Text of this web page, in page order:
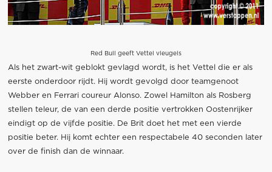
Red Bull geeft Vettel vleugels
Als het zwart-wit geblokt gevlagd wordt, is het Vettel die er als
eerste onderdoor rijdt. Hij wordt gevolgd door teamgenoot
Webber en Ferrari coureur Alonso. Zowel Hamilton als Rosberg
stellen teleur, de van een derde positie vertrokken Oostenrijker
eindigt op de vijfde positie. De Brit doet het met een vierde
positie beter. Hij komt echter een respectabele 40 seconden later
over de finish dan de winnaar.